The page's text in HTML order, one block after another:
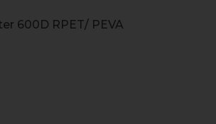
600D RPET/ PEVA